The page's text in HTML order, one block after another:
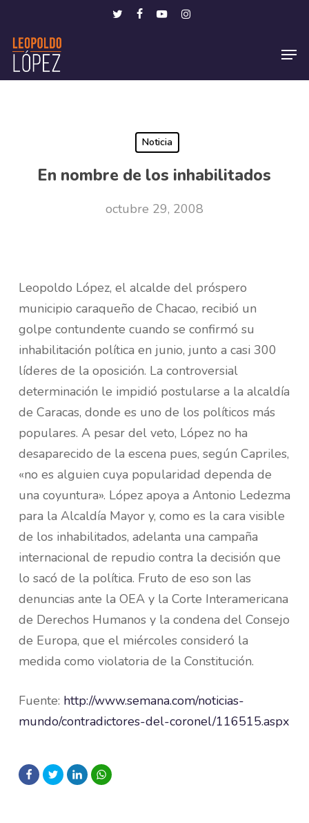
main
content
twitterfacebookyoutubeinstagram
Noticia
En nombre de los inhabilitados
octubre 29, 2008
Leopoldo López, el alcalde del próspero
municipio caraqueño de Chacao, recibió un
golpe contundente cuando se confirmó su
inhabilitación política en junio, junto a casi 300
líderes de la oposición. La controversial
determinación le impidió postularse a la alcaldía
de Caracas, donde es uno de los políticos más
populares. A pesar del veto, López no ha
desaparecido de la escena pues, según Capriles,
«no es alguien cuya popularidad dependa de
una coyuntura». López apoya a Antonio Ledezma
para la Alcaldía Mayor y, como es la cara visible
de los inhabilitados, adelanta una campaña
internacional de repudio contra la decisión que
lo sacó de la política. Fruto de eso son las
denuncias ante la OEA y la Corte Interamericana
de Derechos Humanos y la condena del Consejo
de Europa, que el miércoles consideró la
medida como violatoria de la Constitución.
Fuente: http://www.semana.com/noticias-
mundo/contradictores-del-coronel/116515.aspx